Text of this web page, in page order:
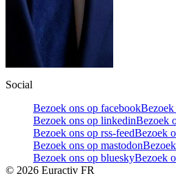
Social
Bezoek ons op facebook
Bezoek ons op linkedinBezoek
Bezoek ons op rss-feedBezoek
Bezoek ons op mastodon
Bezoek ons op blueskyBezoek
© 2026 Euractiv FR